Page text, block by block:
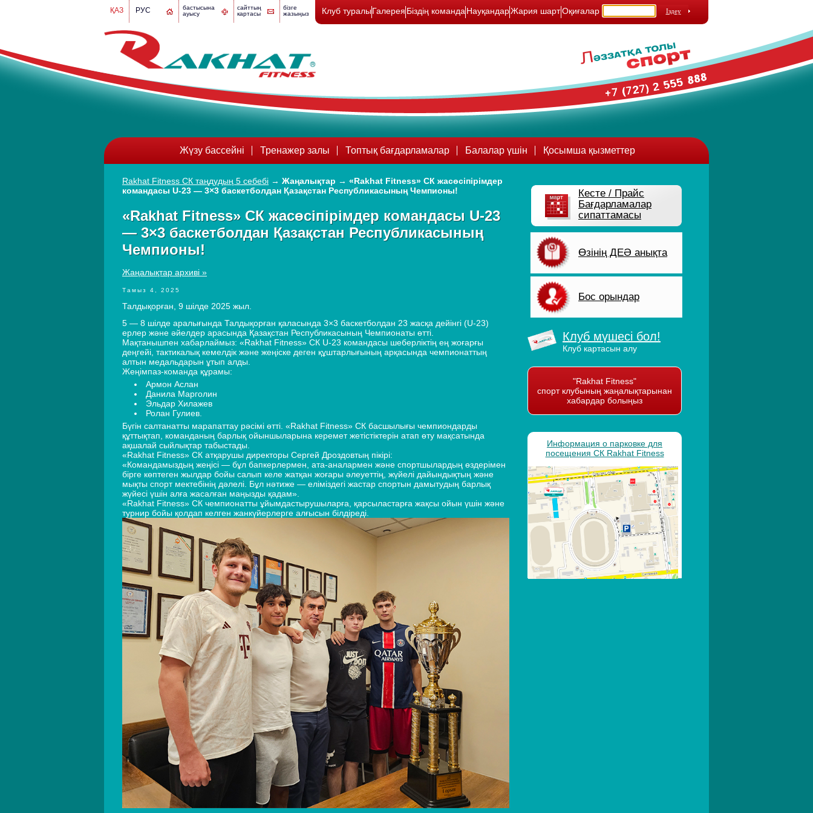
бастысына
ауысу
сайттың
картасы
бізге
жазыңыз
ҚАЗ РУС Клуб туралыГалерея Біздің команда НауқандарЖария шартОқиғалар
Жүзу бассейні Тренажер залы Топтық бағдарламалар Балалар үшін Қосымша қызметтер
Rakhat Fitness СК таңдудың 5 себебі → Жаңалықтар → «Rakhat Fitness» СК жасөсіпірімдер
командасы U‑23 — 3×3 баскетболдан Қазақстан Республикасының Чемпионы!
«Rakhat Fitness» СК жасөсіпірімдер командасы U‑23
— 3×3 баскетболдан Қазақстан Республикасының
Чемпионы!
Жаңалықтар архиві »
Тамыз 4, 2025
Талдықорған, 9 шілде 2025 жыл.
5 — 8 шілде аралығында Талдықорған қаласында 3×3 баскетболдан 23 жасқа дейінгі (U‑23)
ерлер және әйелдер арасында Қазақстан Республикасының Чемпионаты өтті.
Мақтанышпен хабарлаймыз: «Rakhat Fitness» СК U‑23 командасы шеберліктің ең жоғарғы
деңгейі, тактикалық кемелдік және жеңіске деген құштарлығының арқасында чемпионаттың
алтын медальдарын ұтып алды.
Жеңімпаз-команда құрамы:
Армон Аслан
Данила Марголин
Эльдар Хилажев
Ролан Гулиев.
Бүгін салтанатты марапаттау рәсімі өтті. «Rakhat Fitness» СК басшылығы чемпиондарды
құттықтап, команданың барлық ойыншыларына керемет жетістіктерін атап өту мақсатында
ақшалай сыйлықтар табыстады.
«Rakhat Fitness» СК атқарушы директоры Сергей Дроздовтың пікірі:
«Командамыздың жеңісі — бұл бапкерлермен, ата-аналармен және спортшылардың өздерімен
бірге көптеген жылдар бойы салып келе жатқан жоғары әлеуеттің, жүйелі дайындықтың және
мықты спорт мектебінің дәлелі. Бұл нәтиже — еліміздегі жастар спортын дамытудың барлық
жүйесі үшін алға жасалған маңызды қадам».
«Rakhat Fitness» СК чемпионатты ұйымдастырушыларға, қарсыластарға жақсы ойын үшін және
турнир бойы қолдап келген жанкүйерлерге алғысын білдіреді.
Кесте / Прайс
Бағдарламалар
сипаттамасы
Өзінің ДЕӘ анықта
Бос орындар
Клуб мүшесі бол!
Клуб картасын алу
"Rakhat Fitness"
спорт клубының жаңалықтарынан
хабардар болыңыз
Информация о парковке для
посещения СК Rakhat Fitness